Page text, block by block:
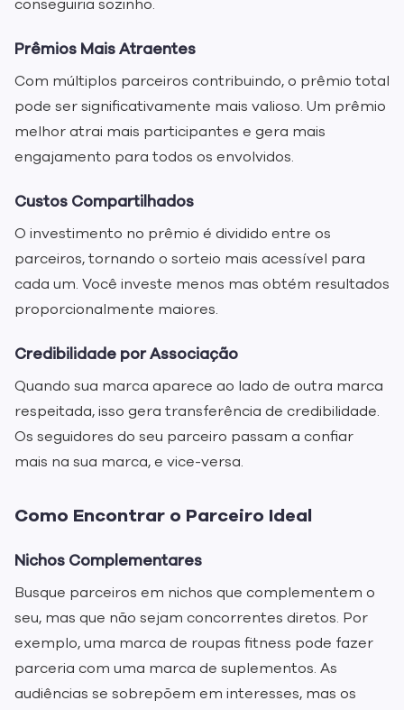
conseguiria sozinho.
Prêmios Mais Atraentes
Com múltiplos parceiros contribuindo, o prêmio total
pode ser significativamente mais valioso. Um prêmio
melhor atrai mais participantes e gera mais
engajamento para todos os envolvidos.
Custos Compartilhados
O investimento no prêmio é dividido entre os
parceiros, tornando o sorteio mais acessível para
cada um. Você investe menos mas obtém resultados
proporcionalmente maiores.
Credibilidade por Associação
Quando sua marca aparece ao lado de outra marca
respeitada, isso gera transferência de credibilidade.
Os seguidores do seu parceiro passam a confiar
mais na sua marca, e vice-versa.
Como Encontrar o Parceiro Ideal
Nichos Complementares
Busque parceiros em nichos que complementem o
seu, mas que não sejam concorrentes diretos. Por
exemplo, uma marca de roupas fitness pode fazer
parceria com uma marca de suplementos. As
audiências se sobrepõem em interesses, mas os